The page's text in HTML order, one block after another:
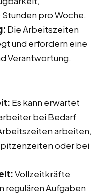
pro Woche.
Die Arbeitszeiten
und erfordern eine
Verantwortung.
Es kann erwartet
bei Bedarf
arbeiten,
oder bei
Vollzeitkräfte
regulären Aufgaben